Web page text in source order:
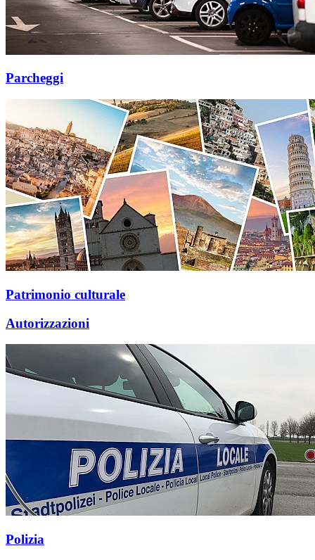
Parcheggi
Patrimonio culturale
Autorizzazioni
Polizia